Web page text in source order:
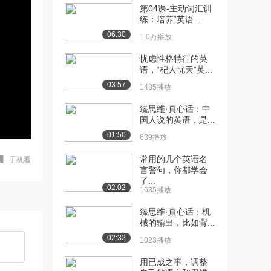
手机看
06:30
第04课-主动词汇训
练：培养“英语...
1.0万播放
03:57
忧虑性格特征的英
语，“杞人忧天”英...
1485播放
01:50
臻思维·真心话：中
国人说的英语，是...
639播放
02:02
常用的几个英语名
言警句，你都学会
了...
1635播放
02:32
臻思维·真心话：机
械的输出，比如背...
1023播放
用已成之事，调整